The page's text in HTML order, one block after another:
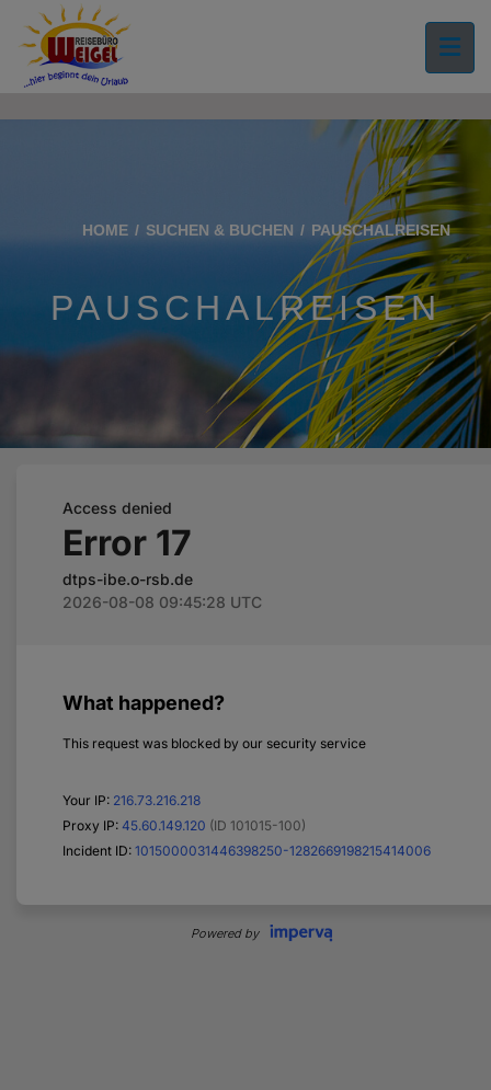
HOME SUCHEN & BUCHEN PAUSCHALREISEN
PAUSCHALREISEN